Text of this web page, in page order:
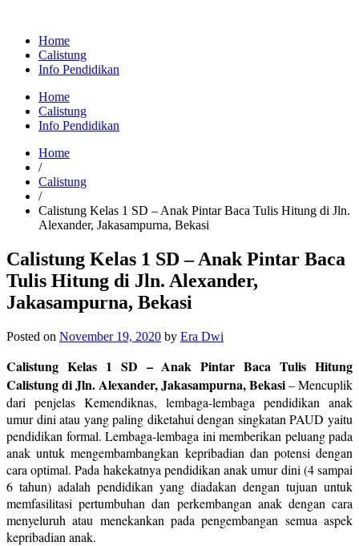
Home
Calistung
Info Pendidikan
Home
Calistung
Info Pendidikan
Home
/
Calistung
/
Calistung Kelas 1 SD – Anak Pintar Baca Tulis Hitung di Jln.
Alexander, Jakasampurna, Bekasi
Calistung Kelas 1 SD – Anak Pintar Baca
Tulis Hitung di Jln. Alexander,
Jakasampurna, Bekasi
Posted on November 19, 2020 by Era Dwi
Calistung Kelas 1 SD – Anak Pintar Baca Tulis Hitung
Calistung di Jln. Alexander, Jakasampurna, Bekasi–Mencuplik
dari penjelas Kemendiknas, lembaga-lembaga pendidikan anak
umur dini atau yang paling diketahui dengan singkatan PAUD yaitu
pendidikan formal. Lembaga-lembaga ini memberikan peluang pada
anak untuk mengembambangkan kepribadian dan potensi dengan
cara optimal. Pada hakekatnya pendidikan anak umur dini (4 sampai
6 tahun) adalah pendidikan yang diadakan dengan tujuan untuk
memfasilitasi pertumbuhan dan perkembangan anak dengan cara
menyeluruh atau menekankan pada pengembangan semua aspek
kepribadian anak.